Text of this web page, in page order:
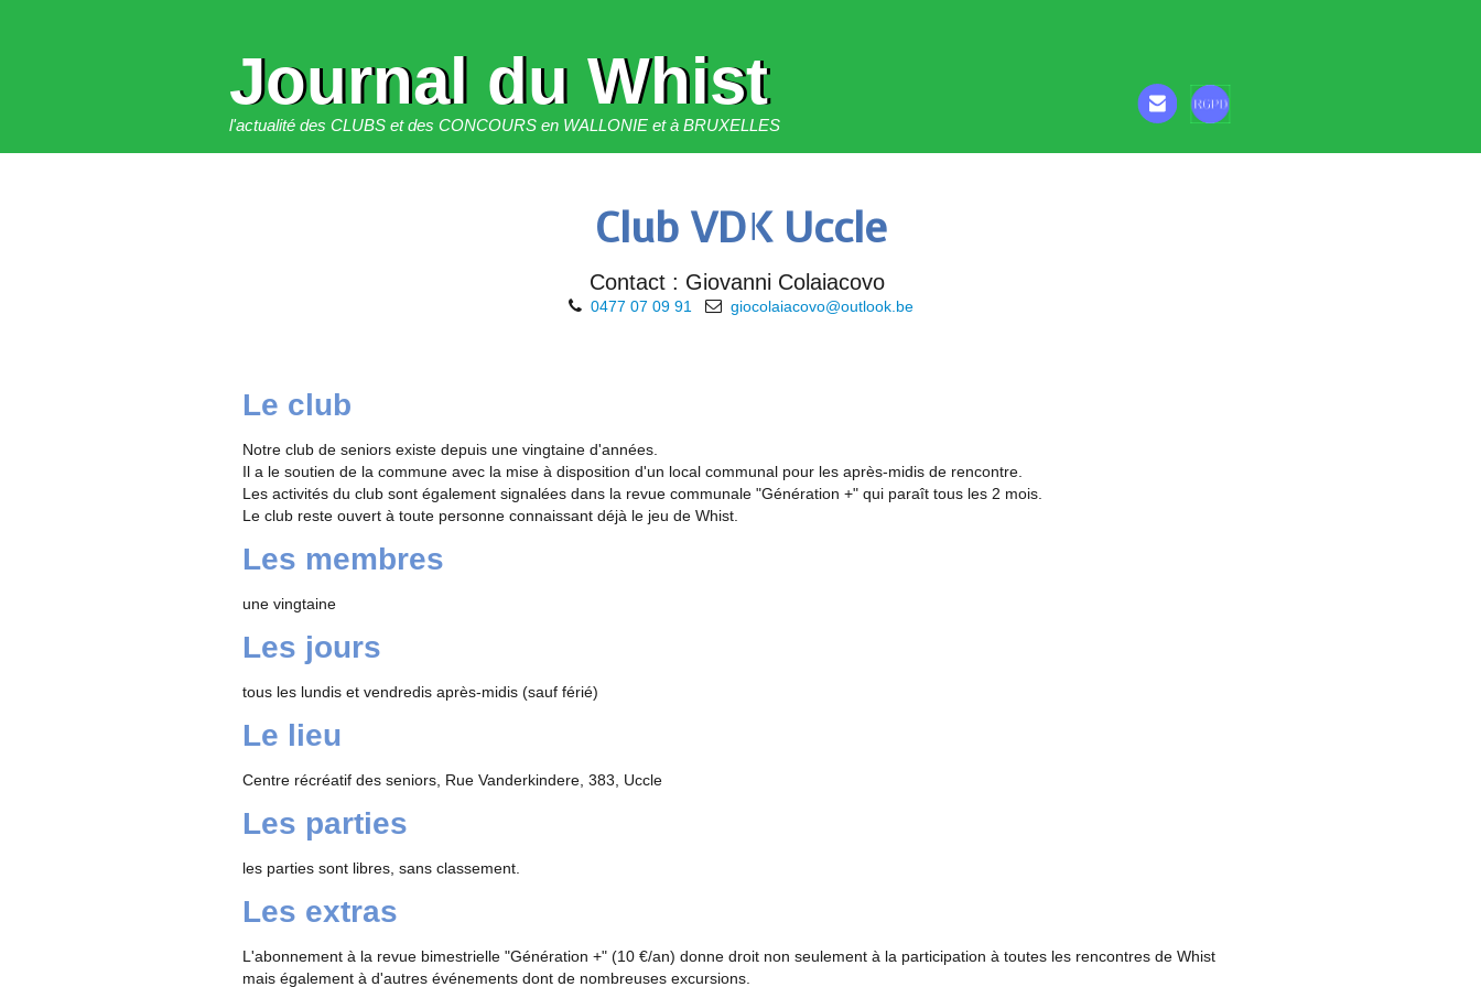
Journal du Whist
l'actualité des CLUBS et des CONCOURS en WALLONIE et à BRUXELLES
Club VDK Uccle
Contact : Giovanni Colaiacovo
0477 07 09 91 giocolaiacovo@outlook.be
Le club
Notre club de seniors existe depuis une vingtaine d'années.
Il a le soutien de la commune avec la mise à disposition d'un local communal pour les après-midis de rencontre.
Les activités du club sont également signalées dans la revue communale "Génération +" qui paraît tous les 2 mois.
Le club reste ouvert à toute personne connaissant déjà le jeu de Whist.
Les membres
une vingtaine
Les jours
tous les lundis et vendredis après-midis (sauf férié)
Le lieu
Centre récréatif des seniors, Rue Vanderkindere, 383, Uccle
Les parties
les parties sont libres, sans classement.
Les extras
L'abonnement à la revue bimestrielle "Génération +" (10 €/an) donne droit non seulement à la participation à toutes les rencontres de Whist
mais également à d'autres événements dont de nombreuses excursions.